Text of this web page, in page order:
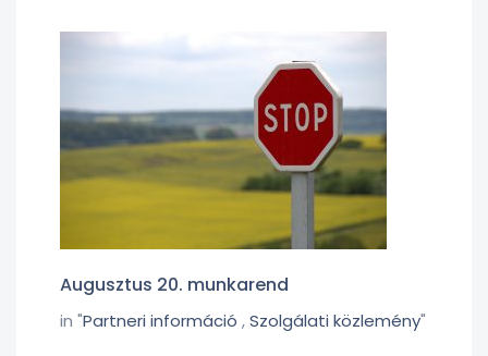
Augusztus 20. munkarend
in "Partneri információ ,Szolgálati közlemény"